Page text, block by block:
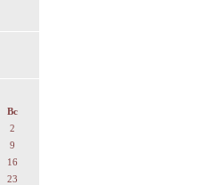
Вс
2
9
16
23